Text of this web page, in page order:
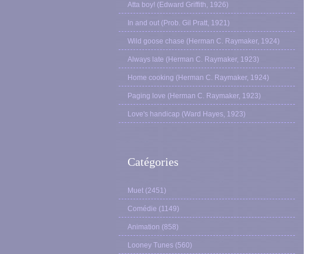
Atta boy! (Edward Griffith, 1926)
In and out (Prob. Gil Pratt, 1921)
Wild goose chase (Herman C. Raymaker, 1924)
Always late (Herman C. Raymaker, 1923)
Home cooking (Herman C. Raymaker, 1924)
Paging love (Herman C. Raymaker, 1923)
Love's handicap (Ward Hayes, 1923)
Catégories
Muet (2451)
Comédie (1149)
Animation (858)
Looney Tunes (560)